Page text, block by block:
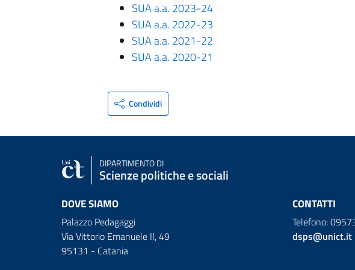
SUA a.a. 2023-24
SUA a.a. 2022-23
SUA a.a. 2021-22
SUA a.a. 2020-21
Condividi
DIPARTIMENTO DI
Scienze politiche e sociali
DOVE SIAMO
Palazzo Pedagaggi
Via Vittorio Emanuele II, 49
95131 - Catania
CONTATTI
Telefono:
dsps@unict.it